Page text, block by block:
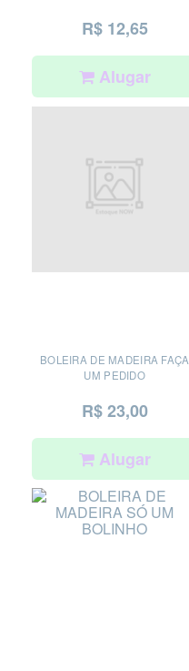
R$ 12,65
Alugar
BOLEIRA DE MADEIRA FAÇA
UM PEDIDO
R$ 23,00
Alugar